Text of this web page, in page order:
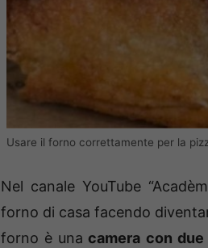
Usare il forno correttamente per la
Nel canale YouTube
forno di casa facendo
forno è una camera con